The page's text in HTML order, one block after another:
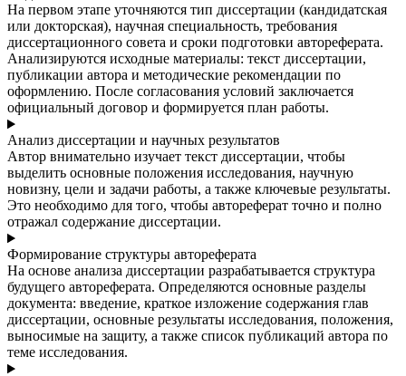
На первом этапе уточняются тип диссертации (кандидатская
или докторская), научная специальность, требования
диссертационного совета и сроки подготовки автореферата.
Анализируются исходные материалы: текст диссертации,
публикации автора и методические рекомендации по
оформлению. После согласования условий заключается
официальный договор и формируется план работы.
Анализ диссертации и научных результатов
Автор внимательно изучает текст диссертации, чтобы
выделить основные положения исследования, научную
новизну, цели и задачи работы, а также ключевые результаты.
Это необходимо для того, чтобы автореферат точно и полно
отражал содержание диссертации.
Формирование структуры автореферата
На основе анализа диссертации разрабатывается структура
будущего автореферата. Определяются основные разделы
документа: введение, краткое изложение содержания глав
диссертации, основные результаты исследования, положения,
выносимые на защиту, а также список публикаций автора по
теме исследования.